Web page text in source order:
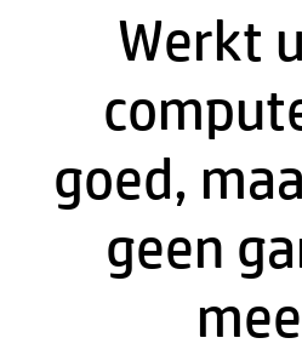
Werkt
goed,
geen